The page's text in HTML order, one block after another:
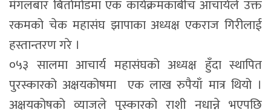
मंगलबार बिर्तामोडमा एक कार्यक्रमकाबीच आचार्यले उक्त
रकमको चेक महासंघ झापाका अध्यक्ष एकराज गिरीलाई
हस्तान्तरण गरे ।
०५३ सालमा आचार्य महासंघको अध्यक्ष हुँदा स्थापित
पुरस्कारको अक्षयकोषमा एक लाख रुपैयाँ मात्र थियो ।
अक्षयकोषको व्याजले पु्स्कारको राशी नधान्ने भएपछि